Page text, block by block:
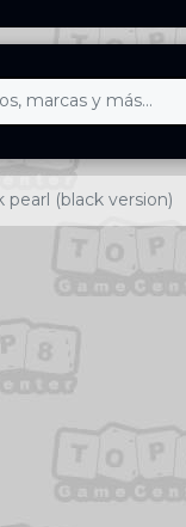
(black version)